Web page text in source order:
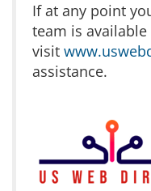
If at any point
team is
visit
assistance.